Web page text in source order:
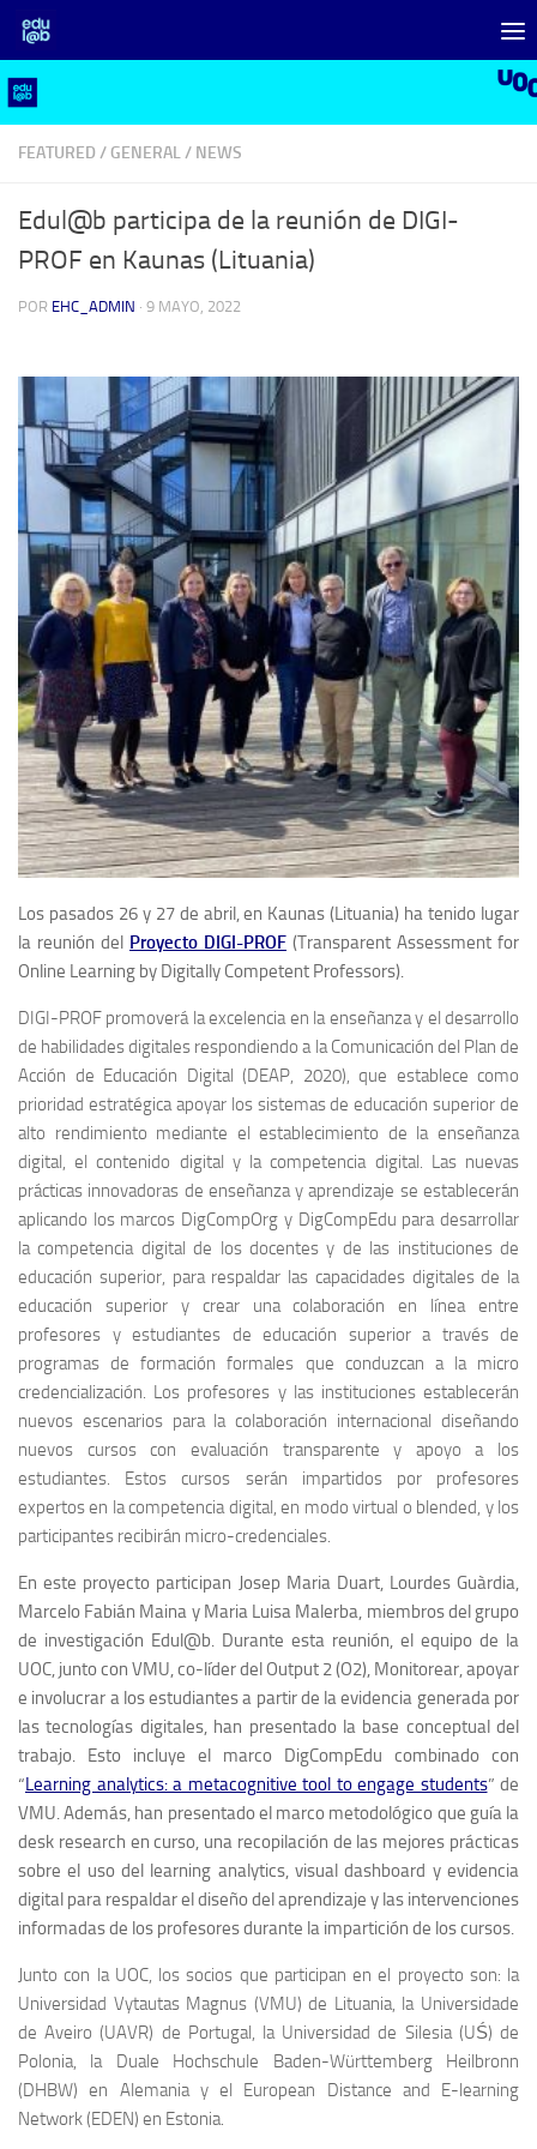
Saltar al contenido
FEATURED / GENERAL/ NEWS
Edul@b participa de la reunión de DIGI-
PROF en Kaunas (Lituania)
POR EHC_ADMIN · 9 MAYO, 2022
Los pasados ​​26 y 27 de abril, en Kaunas (Lituania) ha tenido lugar
la reunión del Proyecto DIGI-PROF (Transparent Assessment for
Online Learning by Digitally Competent Professors).
DIGI-PROF promoverá la excelencia en la enseñanza y el desarrollo
de habilidades digitales respondiendo a la Comunicación del Plan de
Acción de Educación Digital (DEAP, 2020), que establece como
prioridad estratégica apoyar los sistemas de educación superior de
alto rendimiento mediante el establecimiento de la enseñanza
digital, el contenido digital y la competencia digital. Las nuevas
prácticas innovadoras de enseñanza y aprendizaje se establecerán
aplicando los marcos DigCompOrg y DigCompEdu para desarrollar
la competencia digital de los docentes y de las instituciones de
educación superior, para respaldar las capacidades digitales de la
educación superior y crear una colaboración en línea entre
profesores y estudiantes de educación superior a través de
programas de formación formales que conduzcan a la micro
credencialización. Los profesores y las instituciones establecerán
nuevos escenarios para la colaboración internacional diseñando
nuevos cursos con evaluación transparente y apoyo a los
estudiantes. Estos cursos serán impartidos por profesores
expertos en la competencia digital, en modo virtual o blended, y los
participantes recibirán micro-credenciales.
En este proyecto participan Josep Maria Duart, Lourdes Guàrdia,
Marcelo Fabián Maina y Maria Luisa Malerba, miembros del grupo
de investigación Edul@b. Durante esta reunión, el equipo de la
UOC, junto con VMU, co-líder del Output 2 (O2), Monitorear, apoyar
e involucrar a los estudiantes a partir de la evidencia generada por
las tecnologías digitales, han presentado la base conceptual del
trabajo. Esto incluye el marco DigCompEdu combinado con
“Learning analytics: a metacognitive tool to engage students” de
VMU. Además, han presentado el marco metodológico que guía la
desk research en curso, una recopilación de las mejores prácticas
sobre el uso del learning analytics, visual dashboard y evidencia
digital para respaldar el diseño del aprendizaje y las intervenciones
informadas de los profesores durante la impartición de los cursos.
Junto con la UOC, los socios que participan en el proyecto son: la
Universidad Vytautas Magnus (VMU) de Lituania, la Universidade
de Aveiro (UAVR) de Portugal, la Universidad de Silesia (UŚ) de
Polonia, la Duale Hochschule Baden-Württemberg Heilbronn
(DHBW) en Alemania y el European Distance and E-learning
Network (EDEN) en Estonia.